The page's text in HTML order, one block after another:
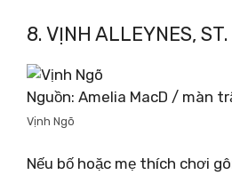
8. VỊNH ALLEYNES,
Nguồn: Amelia MacD / màn
Vịnh Ngõ
Nếu bố hoặc mẹ thích chơi